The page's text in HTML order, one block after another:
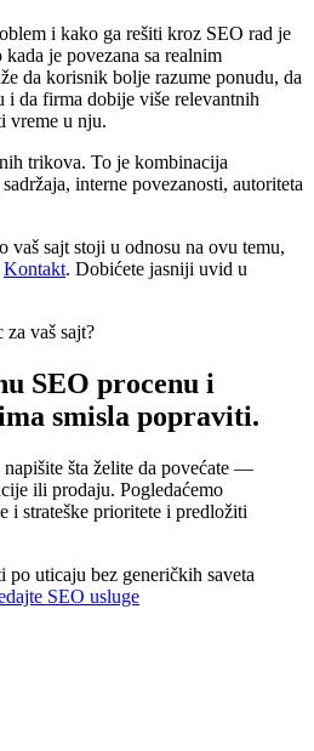
i kako ga rešiti kroz SEO rad je
je povezana sa realnim
da korisnik bolje razume ponudu, da
i da firma dobije više relevantnih
vreme u nju.
trikova. To je kombinacija
interne povezanosti, autoriteta
vaš sajt stoji u odnosu na ovu temu,
Kontakt. Dobićete jasniji uvid u
vaš sajt?
SEO procenu i
smisla popraviti.
šta želite da povećate —
ili prodaju. Pogledaćemo
i strateške prioritete i predložiti
po uticaju bez generičkih saveta
SEO usluge